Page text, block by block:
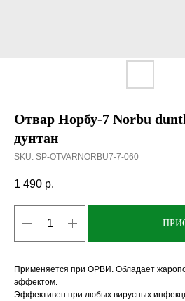
Отвар Норбу-7 Norbu
дунтан
SKU: SP-OTVARNORBU7-7-060
1 490 р.
Применяется при ОРВИ. Обладает
эффектом.
Эффективен при любых вирусных